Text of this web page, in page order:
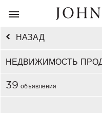
НАЗАД
НЕДВИЖИМОСТЬ
39 объявления